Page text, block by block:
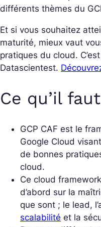
différents thèmes du
Et si vous souhaitez
maturité, mieux vaut
pratiques du cloud.
Datascientest.
Ce qu’il
GCP CAF est le
Google Cloud
de bonnes
cloud.
Ce cloud
d’abord sur la
que sont ; le lead,
scalabilité et la